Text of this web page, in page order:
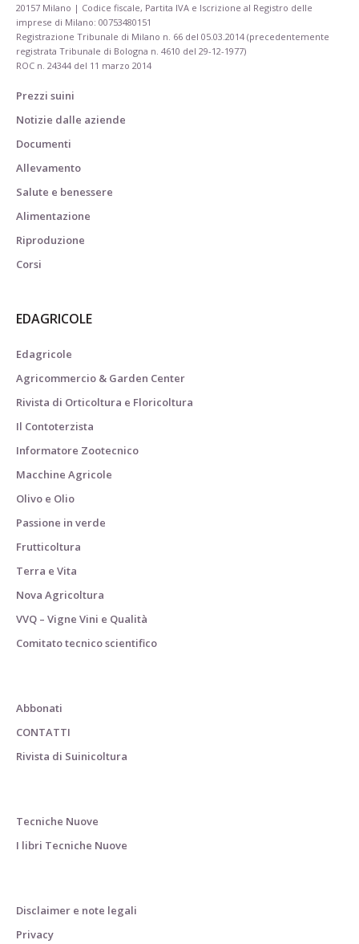
20157 Milano | Codice fiscale, Partita IVA e Iscrizione al Registro delle
imprese di Milano: 00753480151
Registrazione Tribunale di Milano n. 66 del 05.03.2014 (precedentemente
registrata Tribunale di Bologna n. 4610 del 29-12-1977)
ROC n. 24344 del 11 marzo 2014
Prezzi suini
Notizie dalle aziende
Documenti
Allevamento
Salute e benessere
Alimentazione
Riproduzione
Corsi
EDAGRICOLE
Edagricole
Agricommercio & Garden Center
Rivista di Orticoltura e Floricoltura
Il Contoterzista
Informatore Zootecnico
Macchine Agricole
Olivo e Olio
Passione in verde
Frutticoltura
Terra e Vita
Nova Agricoltura
VVQ – Vigne Vini e Qualità
Comitato tecnico scientifico
Abbonati
CONTATTI
Rivista di Suinicoltura
Tecniche Nuove
I libri Tecniche Nuove
Disclaimer e note legali
Privacy